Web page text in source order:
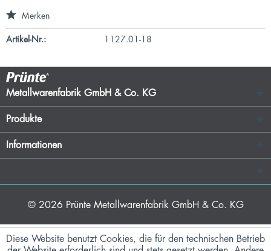
Merken
Artikel-Nr.: 1127.01-18
Metallwarenfabrik GmbH & Co. KG
Produkte
Informationen
© 2026 Prünte Metallwarenfabrik GmbH & Co. KG
Diese Website benutzt Cookies, die für den technischen Betrieb